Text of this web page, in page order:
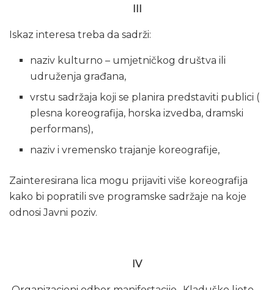
III
Iskaz interesa treba da sadrži:
naziv kulturno – umjetničkog društva ili
udruženja građana,
vrstu sadržaja koji se planira predstaviti publici (
plesna koreografija, horska izvedba, dramski
performans),
naziv i vremensko trajanje koreografije,
Zainteresirana lica mogu prijaviti više koreografija
kako bi popratili sve programske sadržaje na koje
odnosi Javni poziv.
IV